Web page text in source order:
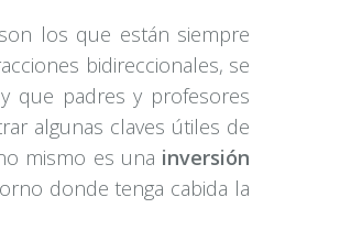
los que están siempre
bidireccionales, se
que padres y profesores
algunas claves útiles de
mismo es una inversión
donde tenga cabida la